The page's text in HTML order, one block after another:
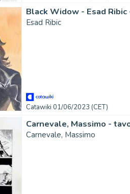
Black Widow - Esad
Esad Ribic
Catawiki 01/06/2023 (CET)
Carnevale, Massimo